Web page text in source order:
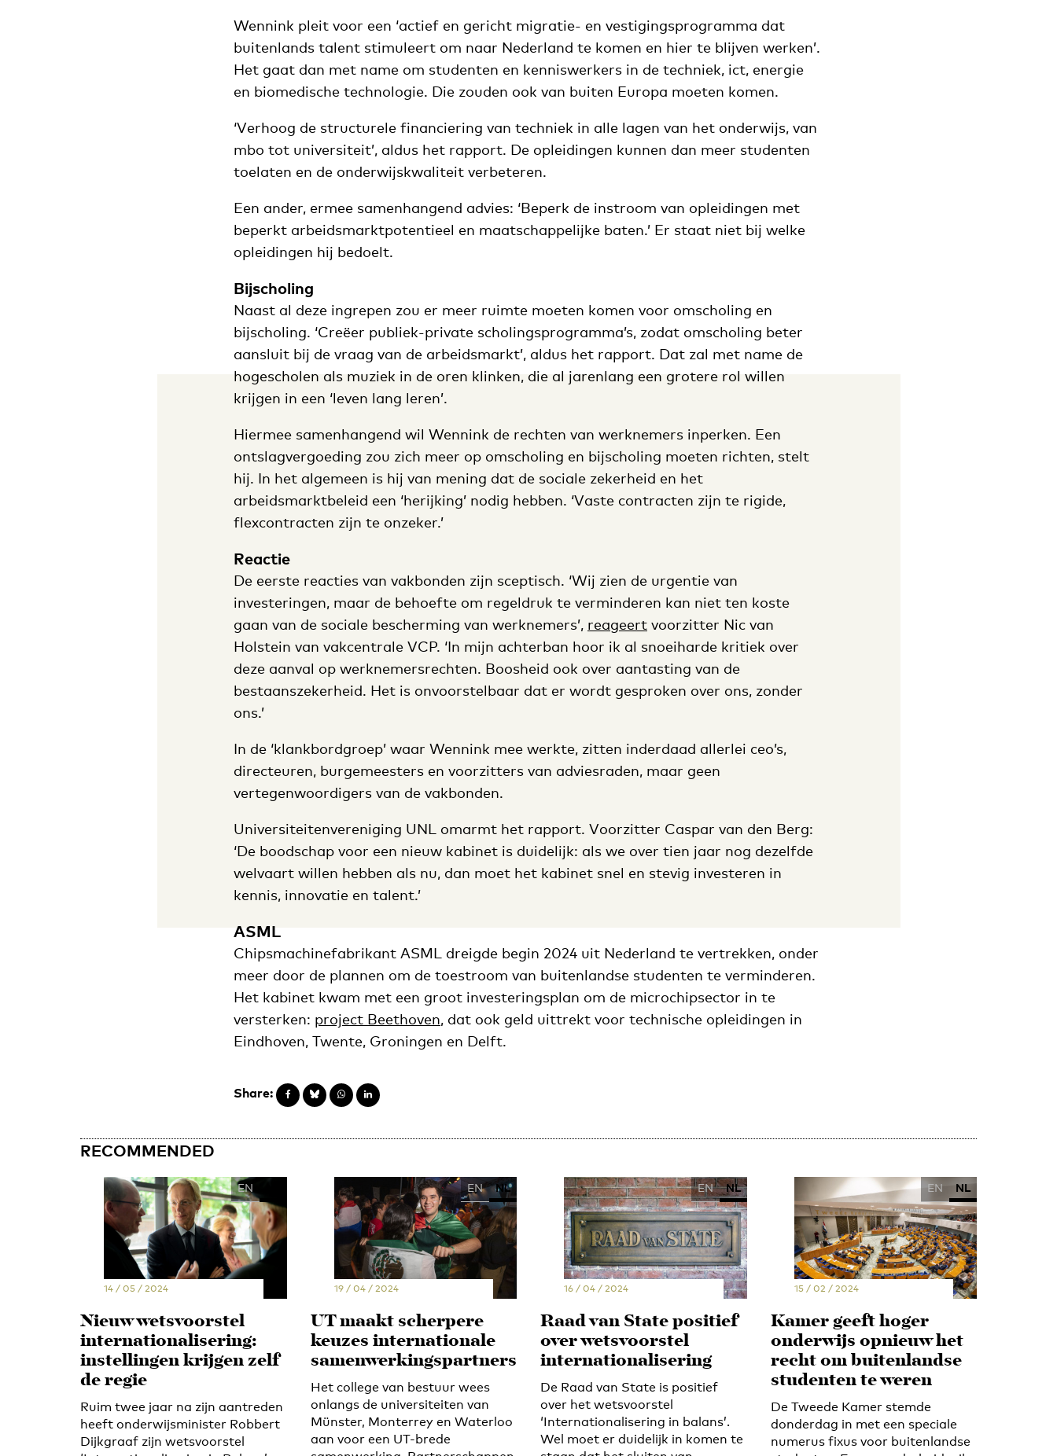
Wennink pleit voor een ‘actief en gericht migratie- en vestigingsprogramma dat
buitenlands talent stimuleert om naar Nederland te komen en hier te blijven werken’.
Het gaat dan met name om studenten en kenniswerkers in de techniek, ict, energie
en biomedische technologie. Die zouden ook van buiten Europa moeten komen.
‘Verhoog de structurele financiering van techniek in alle lagen van het onderwijs, van
mbo tot universiteit’, aldus het rapport. De opleidingen kunnen dan meer studenten
toelaten en de onderwijskwaliteit verbeteren.
Een ander, ermee samenhangend advies: ‘Beperk de instroom van opleidingen met
beperkt arbeidsmarktpotentieel en maatschappelijke baten.’ Er staat niet bij welke
opleidingen hij bedoelt.
Bijscholing
Naast al deze ingrepen zou er meer ruimte moeten komen voor omscholing en
bijscholing. ‘Creëer publiek-private scholingsprogramma’s, zodat omscholing beter
aansluit bij de vraag van de arbeidsmarkt’, aldus het rapport. Dat zal met name de
hogescholen als muziek in de oren klinken, die al jarenlang een grotere rol willen
krijgen in een ‘leven lang leren’.
Hiermee samenhangend wil Wennink de rechten van werknemers inperken. Een
ontslagvergoeding zou zich meer op omscholing en bijscholing moeten richten, stelt
hij. In het algemeen is hij van mening dat de sociale zekerheid en het
arbeidsmarktbeleid een ‘herijking’ nodig hebben. ‘Vaste contracten zijn te rigide,
flexcontracten zijn te onzeker.’
Reactie
De eerste reacties van vakbonden zijn sceptisch. ‘Wij zien de urgentie van
investeringen, maar de behoefte om regeldruk te verminderen kan niet ten koste
gaan van de sociale bescherming van werknemers’, reageert voorzitter Nic van
Holstein van vakcentrale VCP. ‘In mijn achterban hoor ik al snoeiharde kritiek over
deze aanval op werknemersrechten. Boosheid ook over aantasting van de
bestaanszekerheid. Het is onvoorstelbaar dat er wordt gesproken over ons, zonder
ons.’
In de ‘klankbordgroep’ waar Wennink mee werkte, zitten inderdaad allerlei ceo’s,
directeuren, burgemeesters en voorzitters van adviesraden, maar geen
vertegenwoordigers van de vakbonden.
Universiteitenvereniging UNL omarmt het rapport. Voorzitter Caspar van den Berg:
‘De boodschap voor een nieuw kabinet is duidelijk: als we over tien jaar nog dezelfde
welvaart willen hebben als nu, dan moet het kabinet snel en stevig investeren in
kennis, innovatie en talent.’
ASML
Chipsmachinefabrikant ASML dreigde begin 2024 uit Nederland te vertrekken, onder
meer door de plannen om de toestroom van buitenlandse studenten te verminderen.
Het kabinet kwam met een groot investeringsplan om de microchipsector in te
versterken: project Beethoven, dat ook geld uittrekt voor technische opleidingen in
Eindhoven, Twente, Groningen en Delft.
Share:
RECOMMENDED
EN
14 / 05 / 2024
Nieuw wetsvoorstel
internationalisering:
instellingen krijgen zelf
de regie
Ruim twee jaar na zijn aantreden
heeft onderwijsminister Robbert
Dijkgraaf zijn wetsvoorstel
EN NL
19 / 04 / 2024
UT maakt scherpere
keuzes internationale
samenwerkingspartners
Het college van bestuur wees
onlangs de universiteiten van
Münster, Monterrey en Waterloo
aan voor een UT-brede
EN NL
16 / 04 / 2024
Raad van State positief
over wetsvoorstel
internationalisering
De Raad van State is positief
over het wetsvoorstel
‘Internationalisering in balans’.
Wel moet er duidelijk in komen te
EN NL
15 / 02 / 2024
Kamer geeft hoger
onderwijs opnieuw het
recht om buitenlandse
studenten te weren
De Tweede Kamer stemde
donderdag in met een speciale
numerus fixus voor buitenlandse